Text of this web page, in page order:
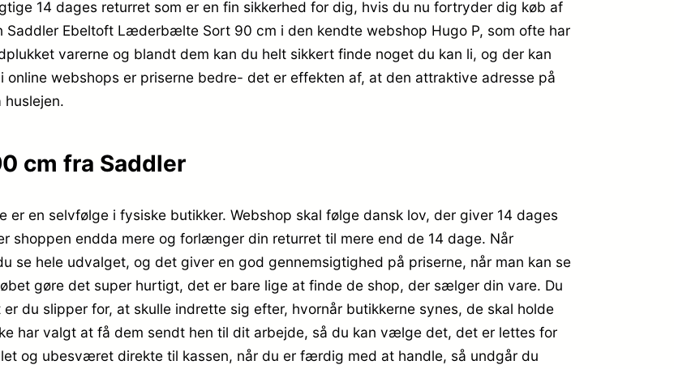
14 dages returret som er en fin sikkerhed for dig, hvis du nu fortryder dig køb af
Saddler Ebeltoft Læderbælte Sort 90 cm i den kendte webshop Hugo P, som ofte har
varerne og blandt dem kan du helt sikkert finde noget du kan li, og der kan
webshops er priserne bedre- det er effekten af, at den attraktive adresse på
cm fra Saddler
en selvfølge i fysiske butikker. Webshop skal følge dansk lov, der giver 14 dages
shoppen endda mere og forlænger din returret til mere end de 14 dage. Når
se hele udvalget, og det giver en god gennemsigtighed på priserne, når man kan se
gøre det super hurtigt, det er bare lige at finde de shop, der sælger din vare. Du
du slipper for, at skulle indrette sig efter, hvornår butikkerne synes, de skal holde
har valgt at få dem sendt hen til dit arbejde, så du kan vælge det, det er lettes for
og ubesværet direkte til kassen, når du er færdig med at handle, så undgår du